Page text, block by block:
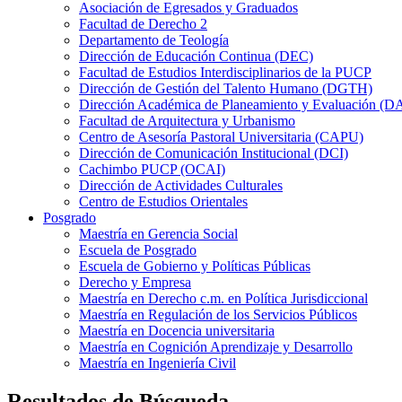
Asociación de Egresados y Graduados
Facultad de Derecho 2
Departamento de Teología
Dirección de Educación Continua (DEC)
Facultad de Estudios Interdisciplinarios de la PUCP
Dirección de Gestión del Talento Humano (DGTH)
Dirección Académica de Planeamiento y Evaluación
Facultad de Arquitectura y Urbanismo
Centro de Asesoría Pastoral Universitaria (CAPU)
Dirección de Comunicación Institucional (DCI)
Cachimbo PUCP (OCAI)
Dirección de Actividades Culturales
Centro de Estudios Orientales
Posgrado
Maestría en Gerencia Social
Escuela de Posgrado
Escuela de Gobierno y Políticas Públicas
Derecho y Empresa
Maestría en Derecho c.m. en Política Jurisdiccional
Maestría en Regulación de los Servicios Públicos
Maestría en Docencia universitaria
Maestría en Cognición Aprendizaje y Desarrollo
Maestría en Ingeniería Civil